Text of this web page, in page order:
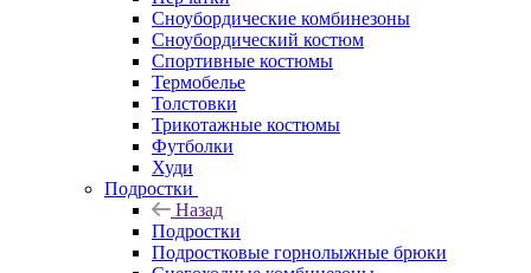
Сноубордические комбинезоны
Сноубордический костюм
Спортивные костюмы
Термобелье
Толстовки
Трикотажные костюмы
Футболки
Худи
Подростки
Назад
Подростки
Подростковые горнолыжные брюки